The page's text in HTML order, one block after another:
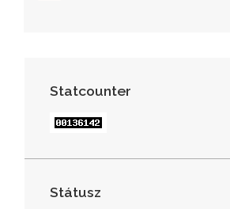
Statcounter
Státusz